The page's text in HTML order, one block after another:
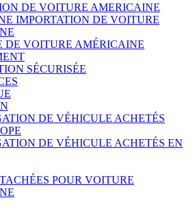
DE VOITURE AMERICAINE
IMPORTATION DE VOITURE
DE VOITURE AMÉRICAINE
SÉCURISÉE
DE VÉHICULE ACHETÉS
DE VÉHICULE ACHETÉS EN
POUR VOITURE